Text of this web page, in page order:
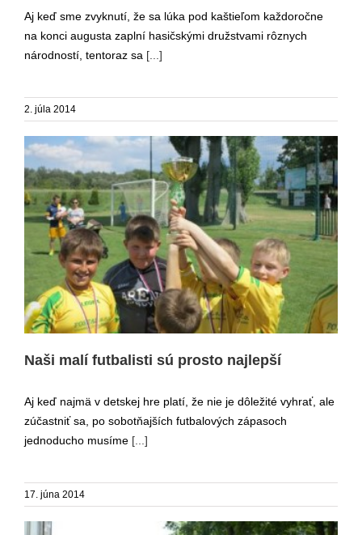
Aj keď sme zvyknutí, že sa lúka pod kaštieľom každoročne
na konci augusta zaplní hasičskými družstvami rôznych
národností, tentoraz sa [...]
2. júla 2014
Naši malí futbalisti sú prosto najlepší
Naši malí futbalisti sú prosto najlepší
Aj keď najmä v detskej hre platí, že nie je dôležité vyhrať, ale
zúčastniť sa, po sobotňajších futbalových zápasoch
jednoducho musíme [...]
17. júna 2014